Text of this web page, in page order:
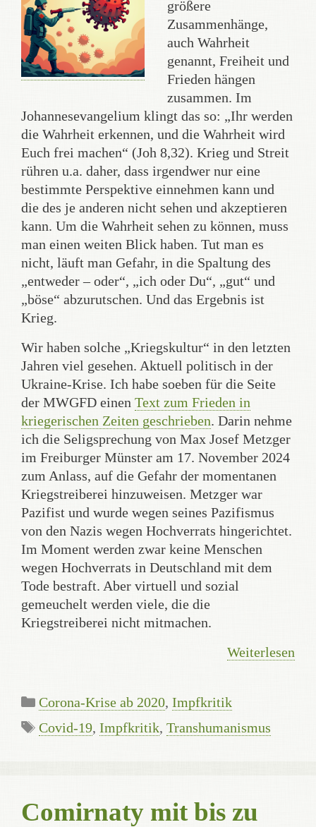
größere
Zusammenhänge,
auch Wahrheit
genannt, Freiheit und
Frieden hängen
zusammen. Im
Johannesevangelium klingt das so: „Ihr werden
die Wahrheit erkennen, und die Wahrheit wird
Euch frei machen“ (Joh 8,32). Krieg und Streit
rühren u.a. daher, dass irgendwer nur eine
bestimmte Perspektive einnehmen kann und
die des je anderen nicht sehen und akzeptieren
kann. Um die Wahrheit sehen zu können, muss
man einen weiten Blick haben. Tut man es
nicht, läuft man Gefahr, in die Spaltung des
„entweder – oder“, „ich oder Du“, „gut“ und
„böse“ abzurutschen. Und das Ergebnis ist
Krieg.
Wir haben solche „Kriegskultur“ in den letzten
Jahren viel gesehen. Aktuell politisch in der
Ukraine-Krise. Ich habe soeben für die Seite
der MWGFD einen Text zum Frieden in
kriegerischen Zeiten geschrieben. Darin nehme
ich die Seligsprechung von Max Josef Metzger
im Freiburger Münster am 17. November 2024
zum Anlass, auf die Gefahr der momentanen
Kriegstreiberei hinzuweisen. Metzger war
Pazifist und wurde wegen seines Pazifismus
von den Nazis wegen Hochverrats hingerichtet.
Im Moment werden zwar keine Menschen
wegen Hochverrats in Deutschland mit dem
Tode bestraft. Aber virtuell und sozial
gemeuchelt werden viele, die die
Kriegstreiberei nicht mitmachen.
Weiterlesen
Kategorien
Corona-Krise ab 2020, Impfkritik
Schlagwörter
Covid-19, Impfkritik, Transhumanismus
Comirnaty mit bis zu